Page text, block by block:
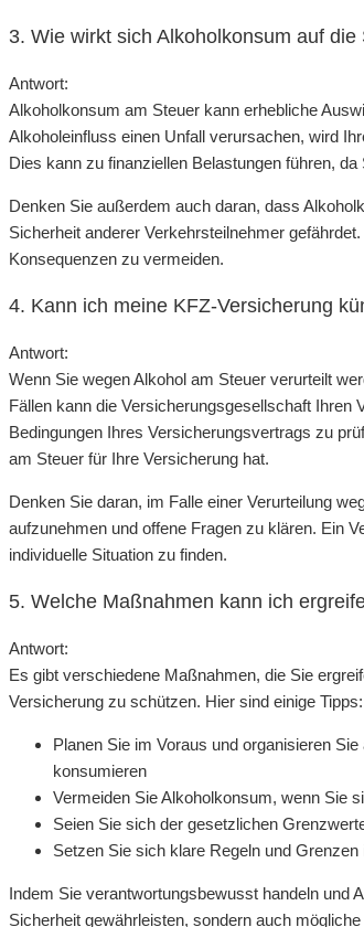
3. Wie wirkt sich Alkoholkonsum auf
Antwort:
Alkoholkonsum am Steuer kann erhebliche
Alkoholeinfluss einen Unfall verursachen, wird
Dies kann zu finanziellen Belastungen führen,
Denken Sie außerdem auch daran, dass
Sicherheit anderer Verkehrsteilnehmer
Konsequenzen zu vermeiden.
4. Kann ich meine KFZ-Versicherung
Antwort:
Wenn Sie wegen Alkohol am Steuer verurteilt
Fällen kann die Versicherungsgesellschaft Ihren
Bedingungen Ihres Versicherungsvertrags zu
am Steuer für Ihre Versicherung hat.
Denken Sie daran, im Falle einer Verurteilung
aufzunehmen und offene Fragen zu klären. Ein
individuelle Situation zu finden.
5. Welche Maßnahmen kann ich
Antwort:
Es gibt verschiedene Maßnahmen, die Sie
Versicherung zu schützen. Hier sind einige Tipps:
Planen Sie im Voraus und organisieren
konsumieren
Vermeiden Sie Alkoholkonsum, wenn Sie
Seien Sie sich der gesetzlichen
Setzen Sie sich klare Regeln und
Indem Sie verantwortungsbewusst handeln und
Sicherheit gewährleisten, sondern auch